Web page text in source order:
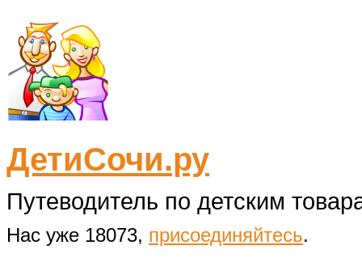
ДетиСочи.ру
Путеводитель по детским
Нас уже 18073, присоединяйтесь.